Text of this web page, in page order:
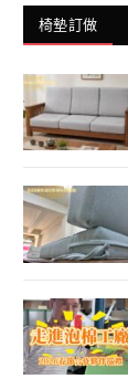
椅墊訂做